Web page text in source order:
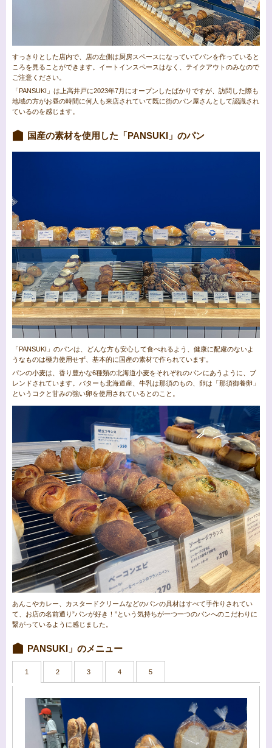
すっきりとした店内で、店の左側は厨房スペースになっていてパンを作っていると
ころを見ることができます。イートインスペースはなく、テイクアウトのみなので
ご注意ください。
「PANSUKI」は上高井戸に2023年7月にオープンしたばかりですが、訪問した際も
地域の方がお昼の時間に何人も来店されていて既に街のパン屋さんとして認識され
ているのを感じます。
国産の素材を使用した「PANSUKI」のパン
「PANSUKI」のパンは、どんな方も安心して食べれるよう、健康に配慮のないよ
うなものは極力使用せず、基本的に国産の素材で作られています。
パンの小麦は、香り豊かな6種類の北海道小麦をそれぞれのパンにあうように、ブ
レンドされています。バターも北海道産、牛乳は那須のもの、卵は「那須御養卵」
というコクと甘みの強い卵を使用されているとのこと。
あんこやカレー、カスタードクリームなどのパンの具材はすべて手作りされてい
て、お店の名前通り”パンが好き！”という気持ちが一つ一つのパンへのこだわりに
繋がっているように感じました。
PANSUKI」のメニュー
1 2 3 4 5